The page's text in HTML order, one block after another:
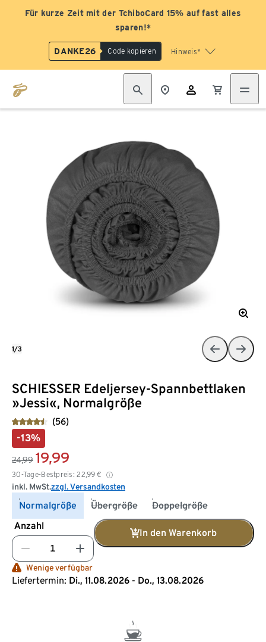
Für kurze Zeit mit der TchiboCard 15% auf fast alles
sparen!*
DANKE26 Code kopieren Hinweis*
SCHIESSER Edeljersey-Spannbettlaken
»Jessi«, Normalgröße
(56)
-13%
24,99 19,99
30-Tage-Bestpreis: 22,99 €
inkl. MwSt.zzgl. Versandkosten
Normalgröße Übergröße
Doppelgröße
Anzahl
In den Warenkorb
Wenige verfügbar
Liefertermin: Di., 11.08.2026 - Do., 13.08.2026
1/3